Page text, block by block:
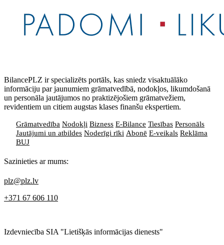
BilancePLZ ir specializēts portāls, kas sniedz visaktuālāko
informāciju par jaunumiem grāmatvedībā, nodokļos, likumdošanā
un personāla jautājumos no praktizējošiem grāmatvežiem,
revidentiem un citiem augstas klases finanšu ekspertiem.
Grāmatvedība Nodokļi Bizness E-Bilance Tiesības Personāls
Jautājumi un atbildes Noderīgi rīki Abonē E-veikals Reklāma
BUJ
Sazinieties ar mums:
plz@plz.lv
+371 67 606 110
Izdevniecība SIA "Lietišķās informācijas dienests"